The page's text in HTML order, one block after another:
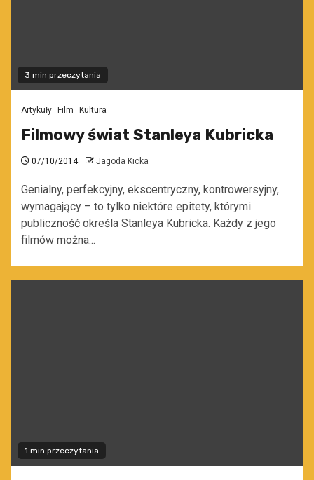
3 min przeczytania
Artykuły Film Kultura
Filmowy świat Stanleya Kubricka
07/10/2014 Jagoda Kicka
Genialny, perfekcyjny, ekscentryczny, kontrowersyjny,
wymagający – to tylko niektóre epitety, którymi
publiczność określa Stanleya Kubricka. Każdy z jego
filmów można...
1 min przeczytania